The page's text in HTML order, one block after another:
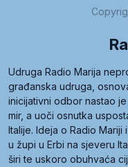
Udruga Radio Marija
građanska udruga,
inicijativni odbor nastao
mir, a uoči osnutka
Italije. Ideja o Radio
u župi u Erbi na sjeveru
širi te uskoro obuhvaća